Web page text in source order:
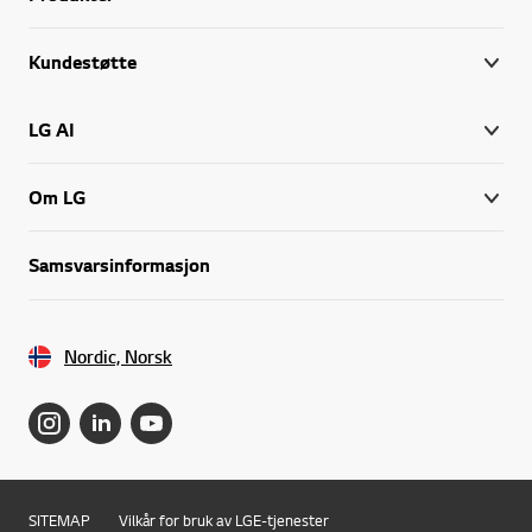
Kundestøtte
LG AI
Om LG
Samsvarsinformasjon
Nordic, Norsk
SITEMAP Vilkår for bruk av LGE-tjenester